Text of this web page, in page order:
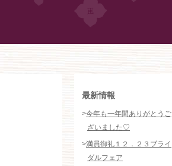
最新情報
>今年も一年間ありがとうご
ざいました♡
>満員御礼１２．２３ブライ
ダルフェア